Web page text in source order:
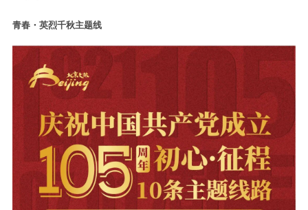
青春・英烈千秋主题线